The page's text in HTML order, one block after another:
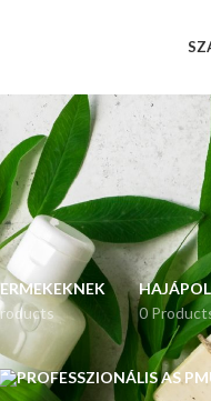
0